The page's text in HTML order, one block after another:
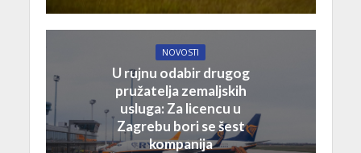
NOVOSTI
U rujnu odabir drugog
pružatelja zemaljskih
usluga: Za licencu u
Zagrebu bori se šest
kompanija